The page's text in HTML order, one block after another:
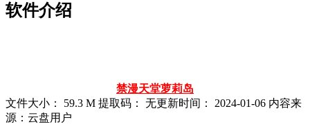
软件介绍
禁漫天堂萝莉岛
文件大小：
59.3 M 提取码： 无更新时间： 2024-01-06 内容来
源：云盘用户